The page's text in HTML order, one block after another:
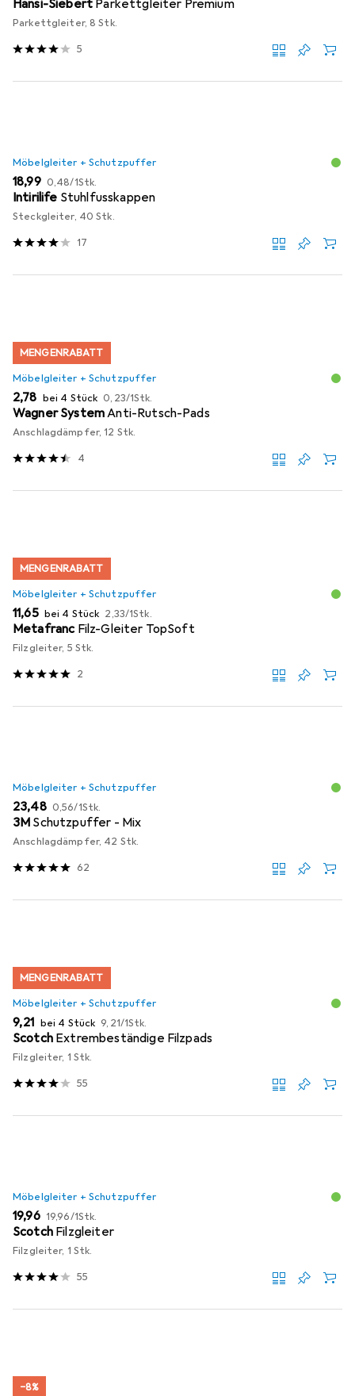
Hansi-Siebert Parkettgleiter Premium
Parkettgleiter, 8 Stk.
5
Möbelgleiter + Schutzpuffer
EUR
18,99 EUR
0,48/1Stk.
Intirilife Stuhlfusskappen
Steckgleiter, 40 Stk.
17
MENGENRABATT
Möbelgleiter + Schutzpuffer
EUR
2,78 bei 4 Stück EUR
0,23/1Stk.
Wagner SystemAnti-Rutsch-Pads
Anschlagdämpfer, 12 Stk.
4
MENGENRABATT
Möbelgleiter + Schutzpuffer
EUR
11,65 bei 4 Stück EUR
2,33/1Stk.
Metafranc Filz-Gleiter TopSoft
Filzgleiter, 5 Stk.
2
Möbelgleiter + Schutzpuffer
EUR
23,48 EUR
0,56/1Stk.
3M Schutzpuffer - Mix
Anschlagdämpfer, 42 Stk.
62
MENGENRABATT
Möbelgleiter + Schutzpuffer
EUR
9,21 bei 4 Stück EUR
9,21/1Stk.
Scotch Extrembeständige Filzpads
Filzgleiter, 1 Stk.
55
Möbelgleiter + Schutzpuffer
EUR
19,96 EUR
19,96/1Stk.
Scotch Filzgleiter
Filzgleiter, 1 Stk.
55
−8%